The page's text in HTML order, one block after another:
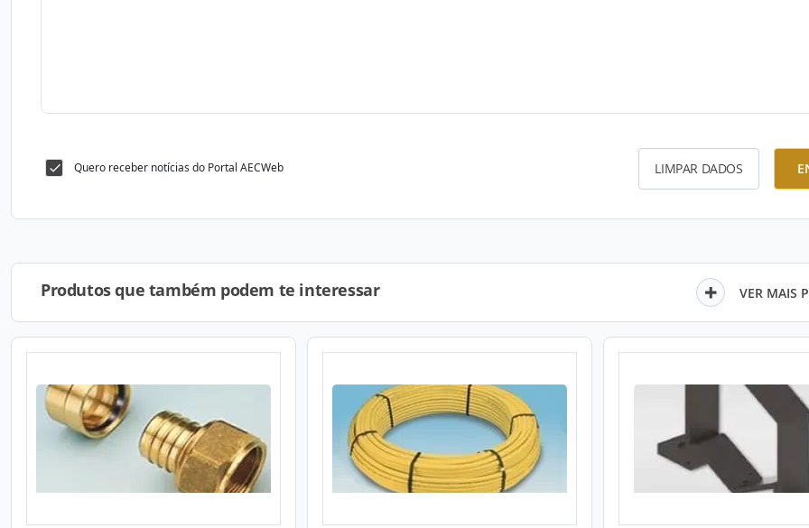
Quero receber notícias do Portal AECWeb LIMPAR DADOS
Produtos que também podem te interessar VER MAIS